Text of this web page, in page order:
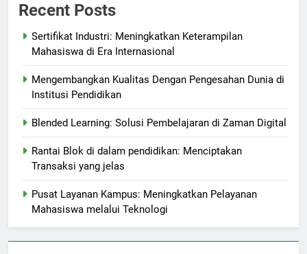
Recent Posts
Sertifikat Industri: Meningkatkan Keterampilan
Mahasiswa di Era Internasional
Mengembangkan Kualitas Dengan Pengesahan Dunia di
Institusi Pendidikan
Blended Learning: Solusi Pembelajaran di Zaman Digital
Rantai Blok di dalam pendidikan: Menciptakan
Transaksi yang jelas
Pusat Layanan Kampus: Meningkatkan Pelayanan
Mahasiswa melalui Teknologi